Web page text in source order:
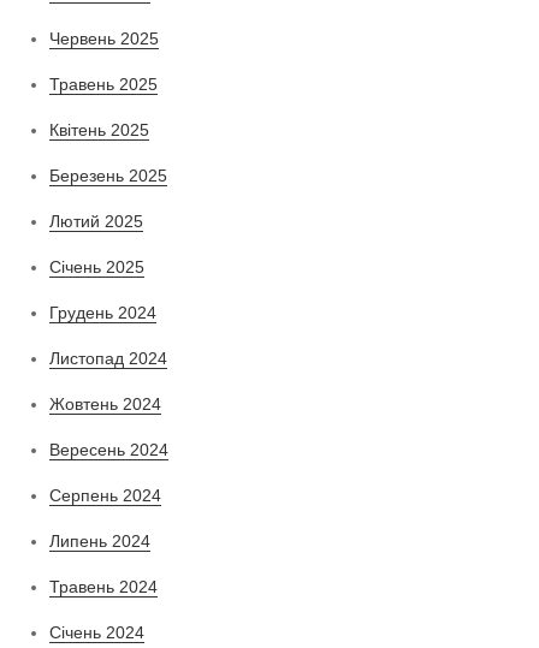
Червень 2025
Травень 2025
Квітень 2025
Березень 2025
Лютий 2025
Січень 2025
Грудень 2024
Листопад 2024
Жовтень 2024
Вересень 2024
Серпень 2024
Липень 2024
Травень 2024
Січень 2024